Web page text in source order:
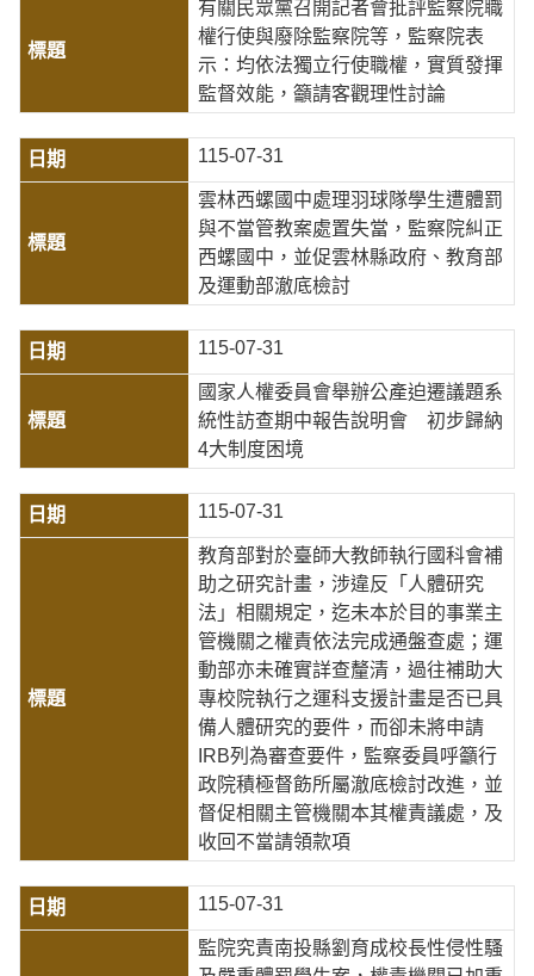
有關民眾黨召開記者會批評監察院職
權行使與廢除監察院等，監察院表
示：均依法獨立行使職權，實質發揮
監督效能，籲請客觀理性討論
115-07-31
雲林西螺國中處理羽球隊學生遭體罰
與不當管教案處置失當，監察院糾正
西螺國中，並促雲林縣政府、教育部
及運動部澈底檢討
115-07-31
國家人權委員會舉辦公產迫遷議題系
統性訪查期中報告說明會 初步歸納
4大制度困境
115-07-31
教育部對於臺師大教師執行國科會補
助之研究計畫，涉違反「人體研究
法」相關規定，迄未本於目的事業主
管機關之權責依法完成通盤查處；運
動部亦未確實詳查釐清，過往補助大
專校院執行之運科支援計畫是否已具
備人體研究的要件，而卻未將申請
IRB列為審查要件，監察委員呼籲行
政院積極督飭所屬澈底檢討改進，並
督促相關主管機關本其權責議處，及
收回不當請領款項
115-07-31
監院究責南投縣劉育成校長性侵性騷